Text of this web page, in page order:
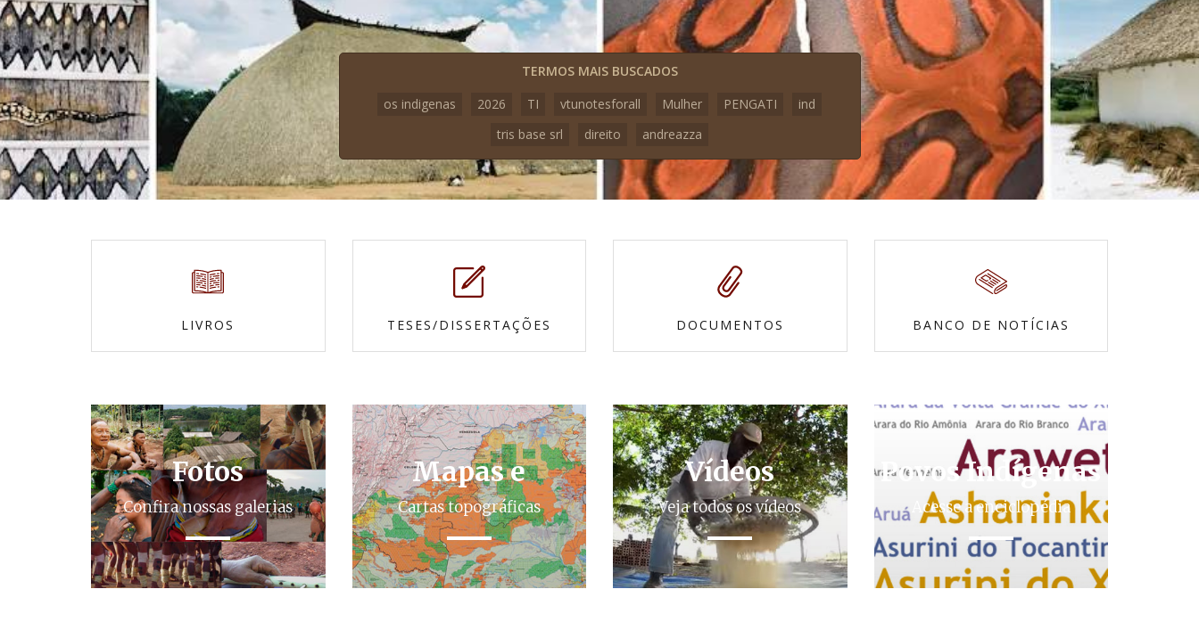
TERMOS MAIS BUSCADOS
os indigenas
2026 TI vtunotesforall Mulher PENGATI
ind
tris base srl
direito andreazza
LIVROS TESES/DISSERTAÇÕES DOCUMENTOS BANCO DE NOTÍCIAS
Fotos
Confira nossas galerias
Mapas e
Cartas topográficas
Vídeos
Veja todos os vídeos
Povos Indígenas
Acesse a enciclopédia